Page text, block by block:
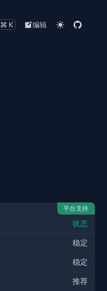
⌘K 编辑
平台支持
状态
稳定
稳定
推荐